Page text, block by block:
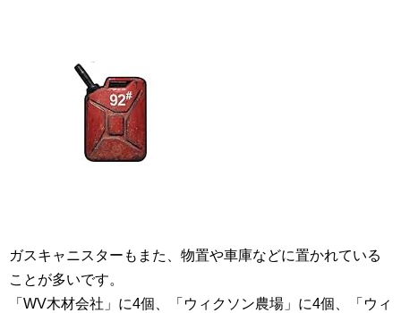
ガスキャニスターもまた、物置や車庫などに置かれている
ことが多いです。
「WV木材会社」に4個、「ウィクソン農場」に4個、「ウィ